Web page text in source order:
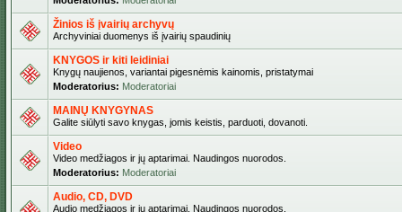
Žinios iš įvairių archyvų
Archyviniai duomenys iš įvairių spaudinių
KNYGOS ir kiti leidiniai
Knygų naujienos, variantai pigesnėmis kainomis, pristatymai
Moderatorius: Moderatoriai
MAINŲ KNYGYNAS
Galite siūlyti savo knygas, jomis keistis, parduoti, dovanoti.
Video
Video medžiagos ir jų aptarimai. Naudingos nuorodos.
Moderatorius: Moderatoriai
Audio, CD, DVD
Audio medžiagos ir jų aptarimai. Naudingos nuorodos.